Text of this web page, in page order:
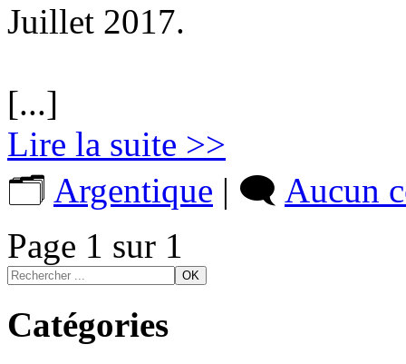
Juillet 2017.
[...]
Lire la suite >>
🗂️ Argentique | 🗨️ Aucun
Page 1 sur 1
Catégories